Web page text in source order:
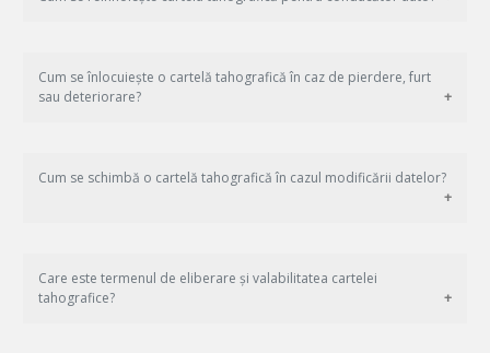
Cum se înlocuiește o cartelă tahografică în caz de pierdere, furt
sau deteriorare?
Cum se schimbă o cartelă tahografică în cazul modificării datelor?
Care este termenul de eliberare și valabilitatea cartelei
tahografice?